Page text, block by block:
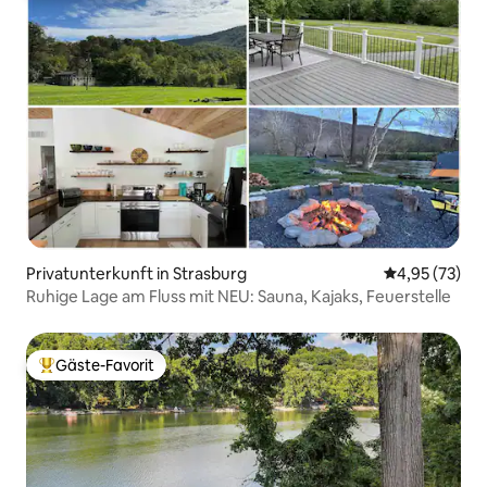
Privatunterkunft in Strasburg
4,95 (73)
Ruhige Lage am Fluss mit NEU: Sauna, Kajaks, Feuerstelle
Beliebter Gäste-Favorit.
Gäste-Favorit